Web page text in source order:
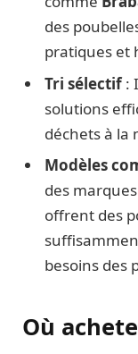
des
pratiques et
Tri sélectif:
solutions
déchets à la
Modèles
des
offrent des
besoins des
Où